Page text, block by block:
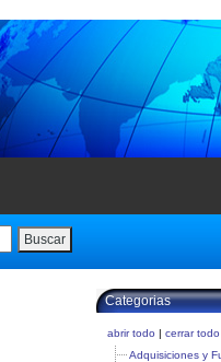
Buscar
Categorias
abrir todo | cerrar todo
Adquisiciones y